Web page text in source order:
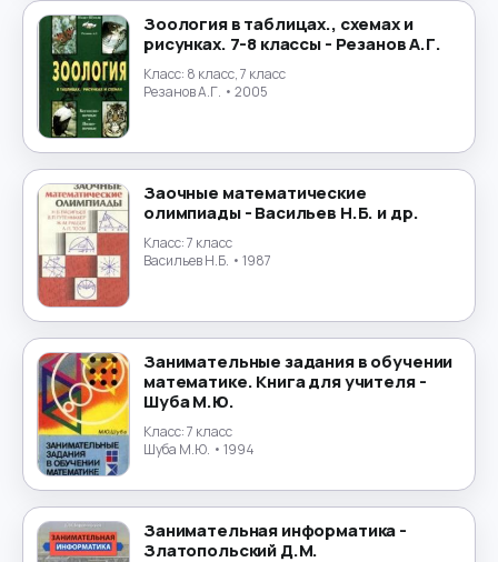
Китайский язык →
Культурология
Латинский язык →
Литература
Литературное чтение
Маркетинг
Математика →
Менеджмент
Музыка
Налогообложение
Зоология в таблицах., схемах и
рисунках. 7-8 классы - Резанов А.Г.
Класс: 8 класс, 7 класс
Резанов А.Г. • 2005
Заочные математические
олимпиады - Васильев Н.Б. и др.
Класс:7 класс
Васильев Н.Б. • 1987
Занимательные задания в обучении
математике. Книга для учителя -
Шуба М.Ю.
Класс:7 класс
Шуба М.Ю. • 1994
Занимательная информатика -
Златопольский Д.М.